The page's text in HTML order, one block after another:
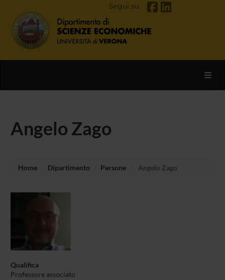
Segui su
Angelo Zago
Home Dipartimento Persone Angelo Zago
Qualifica
Professore associato